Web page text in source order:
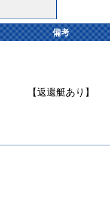
備考
【返還艇あり】